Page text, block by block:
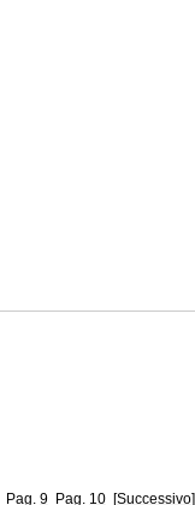
Pag. 9 Pag. 10 [Successivo]